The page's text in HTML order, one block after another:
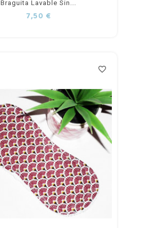
al
Braguita Lavable Sin...
7,50 €Precio
favorite_border